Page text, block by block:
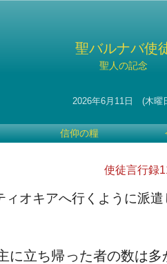
聖バルナバ使
聖人の記念
2026年6月11日 (木曜
信仰の糧
使徒言行録
ィオキアへ行くように派遣
に立ち帰った者の数は多